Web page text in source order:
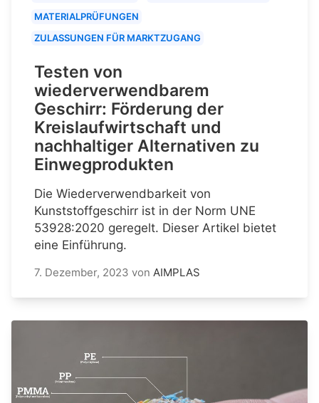
MATERIALPRÜFUNGEN
ZULASSUNGEN FÜR MARKTZUGANG
Testen von
wiederverwendbarem
Geschirr: Förderung der
Kreislaufwirtschaft und
nachhaltiger Alternativen zu
Einwegprodukten
Die Wiederverwendbarkeit von
Kunststoffgeschirr ist in der Norm UNE
53928:2020 geregelt. Dieser Artikel bietet
eine Einführung.
7. Dezember, 2023 von AIMPLAS